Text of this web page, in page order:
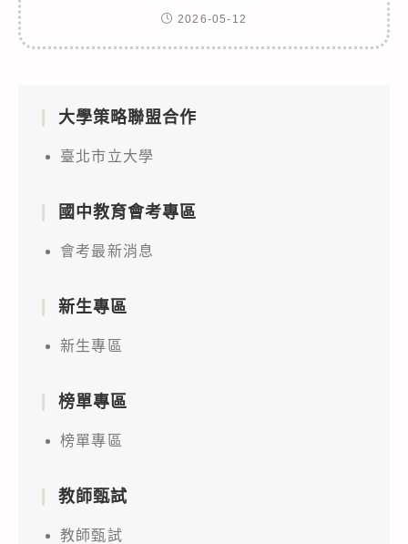
2026-05-12
大學策略聯盟合作
臺北市立大學
國中教育會考專區
會考最新消息
新生專區
新生專區
榜單專區
榜單專區
教師甄試
教師甄試